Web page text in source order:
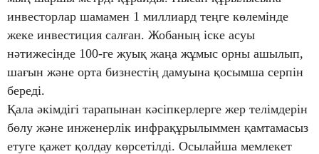
инвесторлар шамамен 1 миллиард теңге көлемінде
жеке инвестиция салған. Жобаның іске асуы
нәтижесінде 100-ге жуық жаңа жұмыс орны ашылып,
шағын және орта бизнестің дамуына қосымша серпін
береді.
Қала әкімдігі тарапынан кәсіпкерлерге жер телімдерін
бөлу және инженерлік инфрақұрылыммен қамтамасыз
етуге қажет қолдау көрсетілді. Осылайша мемлекет